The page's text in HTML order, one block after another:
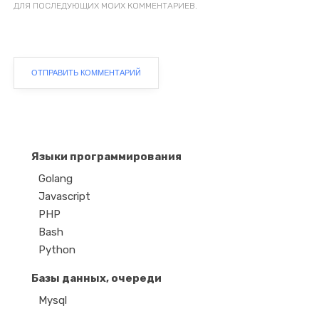
ДЛЯ ПОСЛЕДУЮЩИХ МОИХ КОММЕНТАРИЕВ.
Языки программирования
Golang
Javascript
PHP
Bash
Python
Базы данных, очереди
Mysql